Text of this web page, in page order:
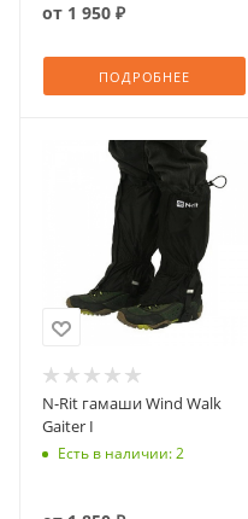
от 1 950 ₽
ПОДРОБНЕЕ
N-Rit гамаши Wind Walk
Gaiter I
Есть в наличии: 2